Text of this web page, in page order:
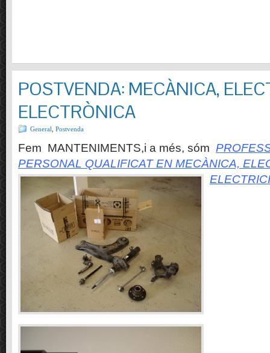
POSTVENDA: MECÀNICA,
ELECTRÒNICA
General Postvenda
Fem MANTENIMENTS,i a més, sóm
PERSONAL QUALIFICAT EN MECÀNICA,